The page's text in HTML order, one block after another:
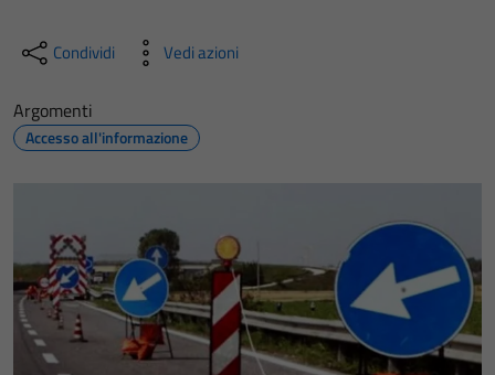
Condividi Vedi azioni
Argomenti
Accesso all'informazione